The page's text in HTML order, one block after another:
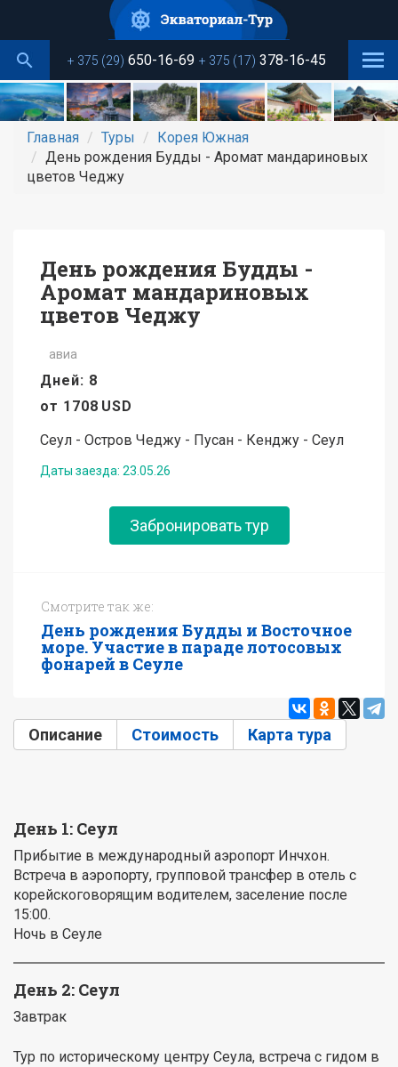
основному
содержанию+ 375 (29) 650-16-69 + 375 (17) 378-16-45
Главная Туры
Корея Южная
День рождения Будды - Аромат мандариновых
цветов Чеджу
День рождения Будды -
Аромат мандариновых
цветов Чеджу
авиа
Дней: 8
от 1708 USD
Сеул - Остров Чеджу - Пусан - Кенджу - Сеул
Даты заезда: 23.05.26
Забронировать тур
Смотрите так же:
День рождения Будды и Восточное
море. Участие в параде лотосовых
фонарей в Сеуле
Описание (активная вкладка)
Стоимость Карта тура
День 1: Сеул
Прибытие в международный аэропорт Инчхон.
Встреча в аэропорту, групповой трансфер в отель с
корейскоговорящим водителем, заселение после
15:00.
Ночь в Сеуле
День 2: Сеул
Завтрак
Тур по историческому центру Сеула, встреча с гидом в